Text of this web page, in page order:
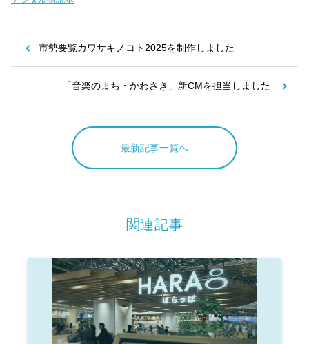
市勢要覧カワサキノコト2025を制作しました
「音楽のまち・かわさき」新CMを担当しました
最新記事一覧へ
関連記事